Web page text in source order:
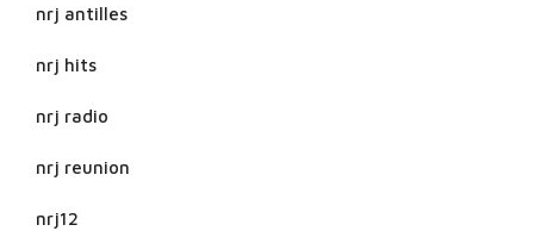
nrj antilles
nrj hits
nrj radio
nrj reunion
nrj12